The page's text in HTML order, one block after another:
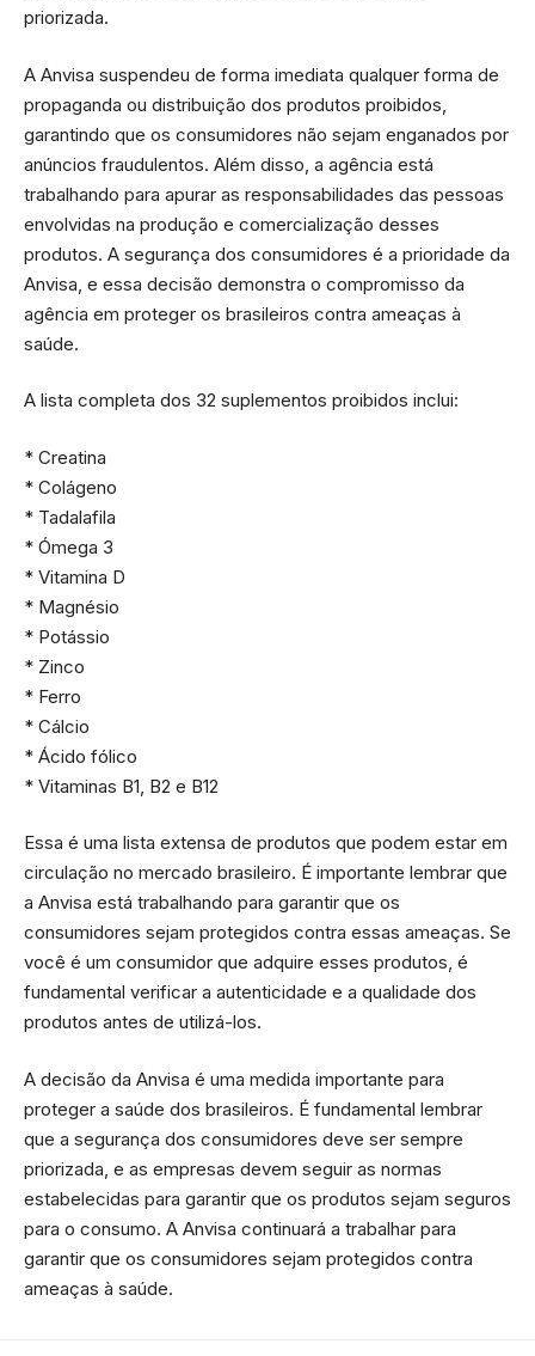
priorizada.
A Anvisa suspendeu de forma imediata qualquer forma de
propaganda ou distribuição dos produtos proibidos,
garantindo que os consumidores não sejam enganados por
anúncios fraudulentos. Além disso, a agência está
trabalhando para apurar as responsabilidades das pessoas
envolvidas na produção e comercialização desses
produtos. A segurança dos consumidores é a prioridade da
Anvisa, e essa decisão demonstra o compromisso da
agência em proteger os brasileiros contra ameaças à
saúde.
A lista completa dos 32 suplementos proibidos inclui:
* Creatina
* Colágeno
* Tadalafila
* Ómega 3
* Vitamina D
* Magnésio
* Potássio
* Zinco
* Ferro
* Cálcio
* Ácido fólico
* Vitaminas B1, B2 e B12
Essa é uma lista extensa de produtos que podem estar em
circulação no mercado brasileiro. É importante lembrar que
a Anvisa está trabalhando para garantir que os
consumidores sejam protegidos contra essas ameaças. Se
você é um consumidor que adquire esses produtos, é
fundamental verificar a autenticidade e a qualidade dos
produtos antes de utilizá-los.
A decisão da Anvisa é uma medida importante para
proteger a saúde dos brasileiros. É fundamental lembrar
que a segurança dos consumidores deve ser sempre
priorizada, e as empresas devem seguir as normas
estabelecidas para garantir que os produtos sejam seguros
para o consumo. A Anvisa continuará a trabalhar para
garantir que os consumidores sejam protegidos contra
ameaças à saúde.